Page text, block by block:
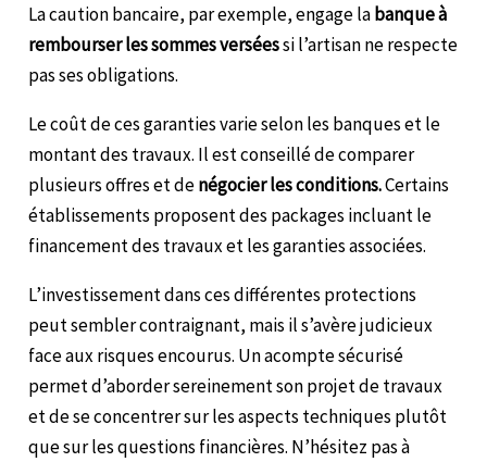
La caution bancaire, par exemple, engage labanque à
rembourser les sommes verséessi l’artisan ne respecte
pas ses obligations.
Le coût de ces garanties varie selon les banques et le
montant des travaux. Il est conseillé de comparer
plusieurs offres et denégocier les conditions.Certains
établissements proposent des packages incluant le
financement des travaux et les garanties associées.
L’investissement dans ces différentes protections
peut sembler contraignant, mais il s’avère judicieux
face aux risques encourus. Un acompte sécurisé
permet d’aborder sereinement son projet de travaux
et de se concentrer sur les aspects techniques plutôt
que sur les questions financières. N’hésitez pas à